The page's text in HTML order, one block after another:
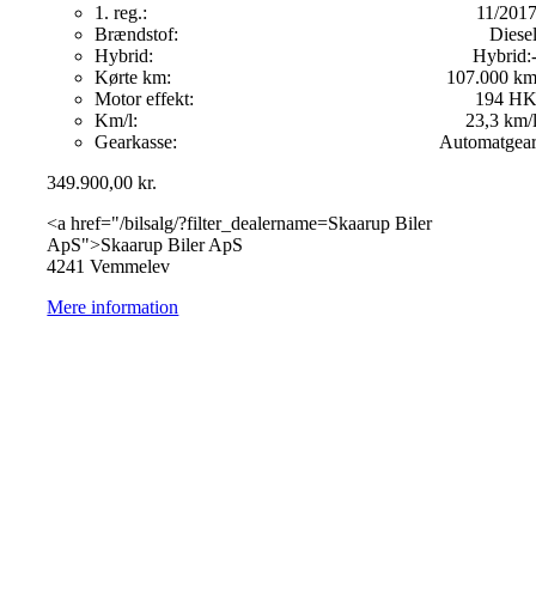
1. reg.:
11/2017
Brændstof:
Diesel
Hybrid:
Hybrid:-
Kørte km:
107.000 km
Motor effekt:
194 HK
Km/l:
23,3 km/l
Gearkasse:
Automatgear
349.900,00kr.
<a href="/bilsalg/?filter_dealername=Skaarup Biler
ApS">Skaarup Biler ApS
4241 Vemmelev
Mere information